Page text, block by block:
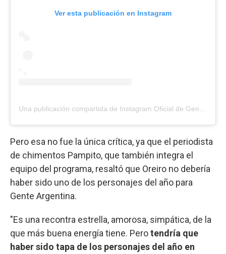
Ver esta publicación en Instagram
Pero esa no fue la única crítica, ya que el periodista
de chimentos Pampito, que también integra el
equipo del programa, resaltó que Oreiro no debería
haber sido uno de los personajes del año para
Gente Argentina.
"Es una recontra estrella, amorosa, simpática, de la
que más buena energía tiene. Perotendría que
haber sido tapa de los personajes del año en